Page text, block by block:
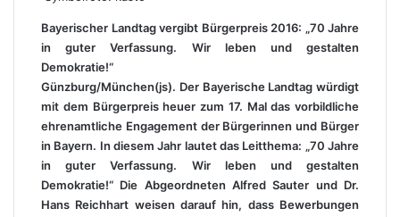
Bayerischer Landtag vergibt Bürgerpreis 2016: „70 Jahre
in guter Verfassung. Wir leben und gestalten
Demokratie!“
Günzburg/München(js). Der Bayerische Landtag würdigt
mit dem Bürgerpreis heuer zum 17. Mal das vorbildliche
ehrenamtliche Engagement der Bürgerinnen und Bürger
in Bayern. In diesem Jahr lautet das Leitthema: „70 Jahre
in guter Verfassung. Wir leben und gestalten
Demokratie!“ Die Abgeordneten Alfred Sauter und Dr.
Hans Reichhart weisen darauf hin, dass Bewerbungen